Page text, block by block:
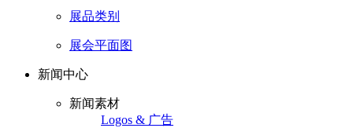
展品类别
展会平面图
新闻中心
新闻素材
Logos & 广告